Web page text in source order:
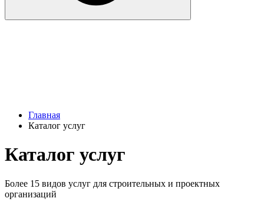
Главная
Каталог услуг
Каталог услуг
Более 15 видов услуг для строительных и проектных
организаций